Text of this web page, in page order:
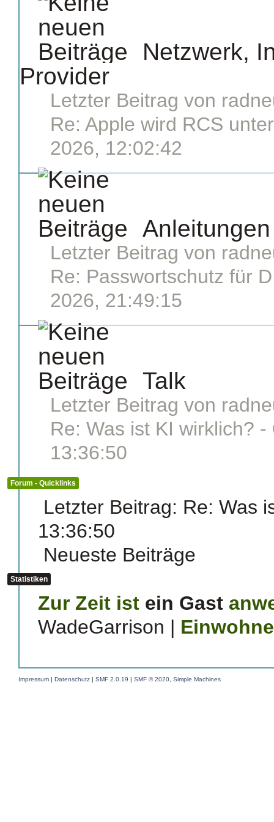
Netzwerk,
Provider
Letzter Beitrag von
Re: Apple wird RCS
2026, 12:02:42
Letzter Beitrag von
Re: Passwortschutz für
2026, 21:49:15
Talk
Letzter Beitrag von
Re: Was ist KI wirklich? -
13:36:50
Forum - Quicklinks
Letzter Beitrag: Re: Was
13:36:50
Neueste Beiträge
Statistiken
Zur Zeit ist ein Gast
WadeGarrison |
Impressum Datenschutz SMF 2.0.19 SMF © 2020, Simple Machines